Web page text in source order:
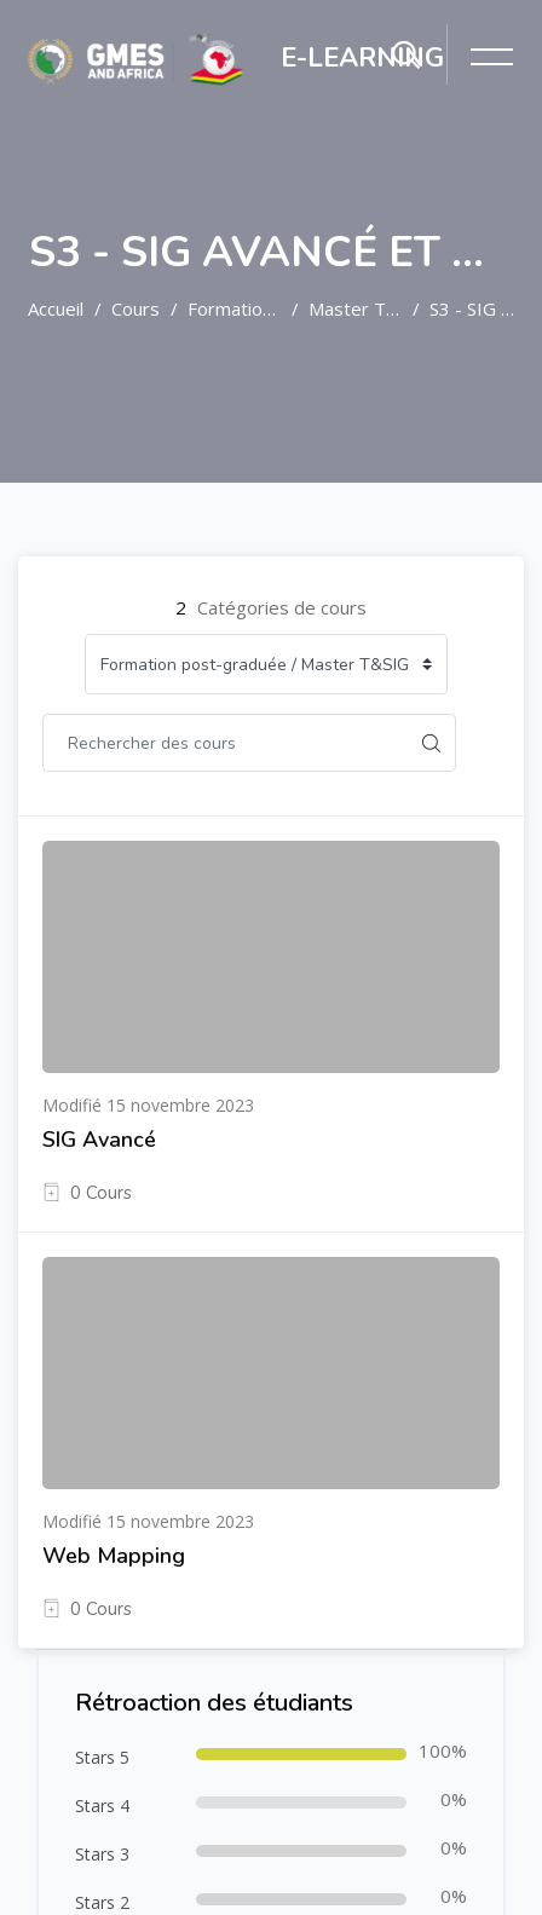
E-LEARNING
S3 - SIG AVANCÉ ET WEB MAPPING
Accueil Cours Formation Post-Graduée Master T&SIG S3 - SIG Avancé Et Web Mapping
2 Catégories de cours
Modifié 15 novembre 2023
SIG Avancé
0 Cours
Modifié 15 novembre 2023
Web Mapping
0 Cours
Rétroaction des étudiants
Stars 5 100%
Stars 4 0%
Stars 3 0%
Stars 2 0%